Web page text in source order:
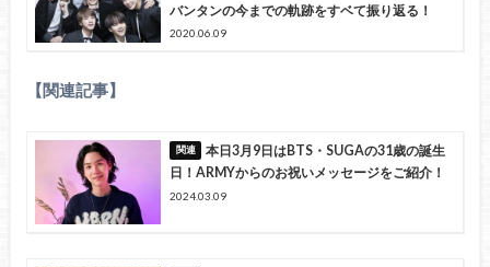
バンタンの今までの軌跡をすベて振り返る！
2020.06.09
【関連記事】
本日3月9日はBTS・SUGAの31歳の誕生
日！ARMYからのお祝いメッセージをご紹介！
2024.03.09